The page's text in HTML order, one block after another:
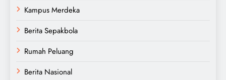
Kampus Merdeka
Berita Sepakbola
Rumah Peluang
Berita Nasional